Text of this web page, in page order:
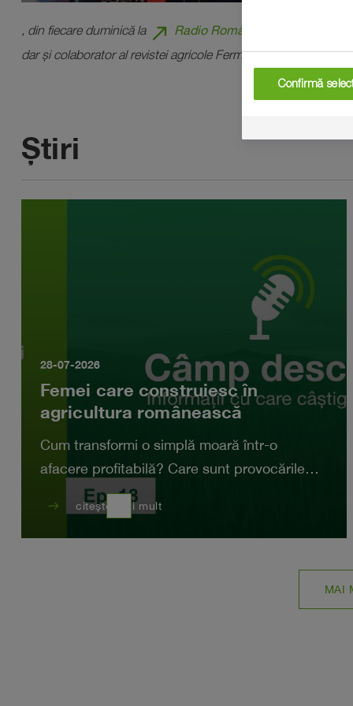
, din fiecare duminică la north_east Radio România Iași
dar și colaborator al revistei agricole Ferma.
Știri
28-07-2026
Femei care construiesc în
agricultura românească
Cum transformi o simplă moară într-o
afacere profitabilă? Care sunt provocările
unei femei în agricultură?
east citește mai mult
MAI
Confirmă